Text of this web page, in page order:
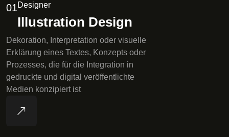
01Designer
Illustration Design
Dekoration, Interpretation oder visuelle
Erklärung eines Textes, Konzepts oder
Prozesses, die für die Integration in
gedruckte und digital veröffentlichte
Medien konzipiert ist